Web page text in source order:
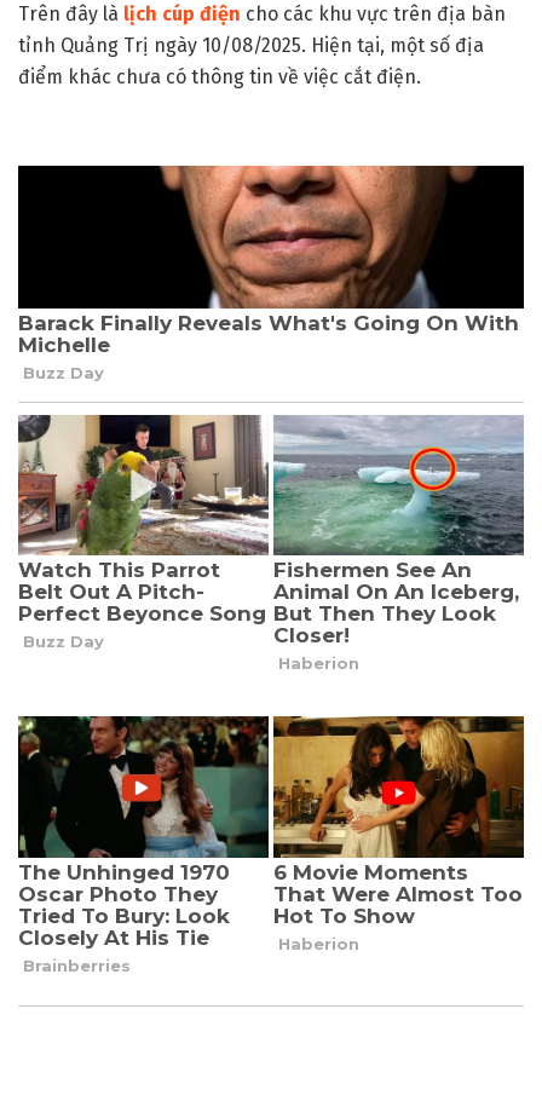
Trên đây là lịch cúp điện cho các khu vực trên địa bàn
tỉnh Quảng Trị ngày 10/08/2025. Hiện tại, một số địa
điểm khác chưa có thông tin về việc cắt điện.